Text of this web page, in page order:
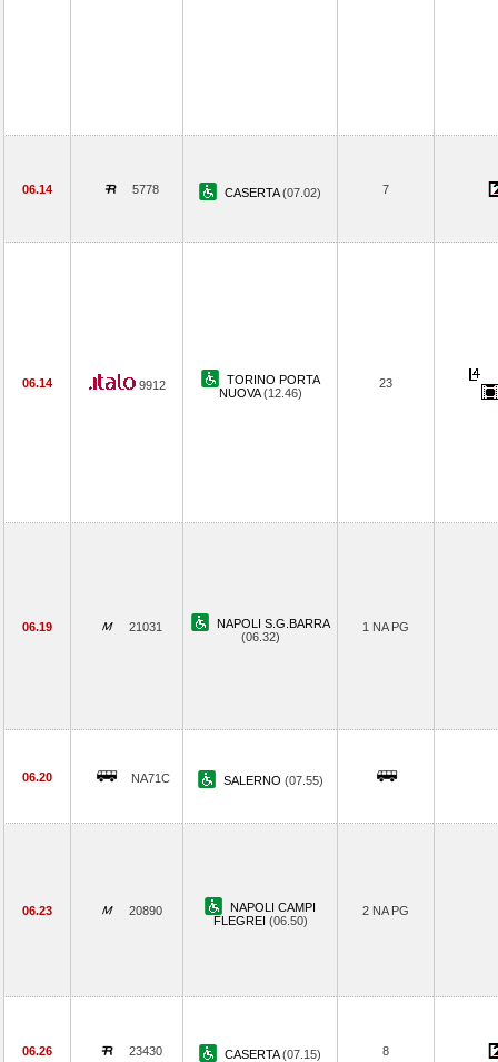
06.14 5778 CASERTA(07.02) 7
06.14 9912
TORINO PORTA
NUOVA(12.46)
23
06.19 21031
NAPOLI S.G.BARRA
(06.32)
1 NA PG
06.20 NA71C SALERNO (07.55)
06.23 20890
NAPOLI CAMPI
FLEGREI (06.50)
2 NA PG
06.26 23430 CASERTA(07.15) 8